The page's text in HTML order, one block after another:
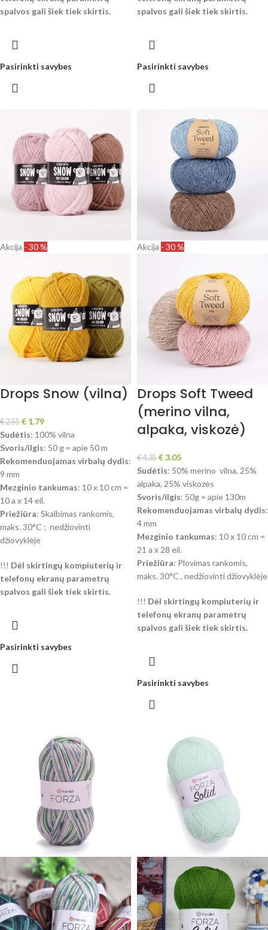
spalvos gali šiek tiek skirtis.
Pasirinkti savybes
spalvos gali šiek tiek skirtis.
Pasirinkti savybes
Akcija - 30 %
Drops Snow (vilna)
€2.55 € 1.79
Sudėtis: 100% vilna
Svoris/ilgis: 50 g = apie 50 m
Rekomenduojamas virbalų dydis:
9 mm
Mezginio tankumas: 10 x 10 cm =
10 a x 14 eil.
Priežiūra: Skalbimas rankomis,
maks. 30°C ; nedžiovinti
džiovyklėje
!!! Dėl skirtingų kompiuterių ir
telefonų ekranų parametrų
spalvos gali šiek tiek skirtis.
Pasirinkti savybes
Akcija - 30 %
Drops Soft Tweed
(merino vilna,
alpaka, viskozė)
€4.35 €3.05
Sudėtis: 50% merino vilna, 25%
alpaka, 25% viskozės
Svoris/ilgis: 50g = apie 130m
Rekomenduojamas virbalų dydis:
4 mm
Mezginio tankumas: 10 x 10 cm =
21 a x 28 eil.
Priežiūra: Plovimas rankomis,
maks. 30°C , nedžiovinti džiovyklėje
!!! Dėl skirtingų kompiuterių ir
telefonų ekranų parametrų
spalvos gali šiek tiek skirtis.
Pasirinkti savybes